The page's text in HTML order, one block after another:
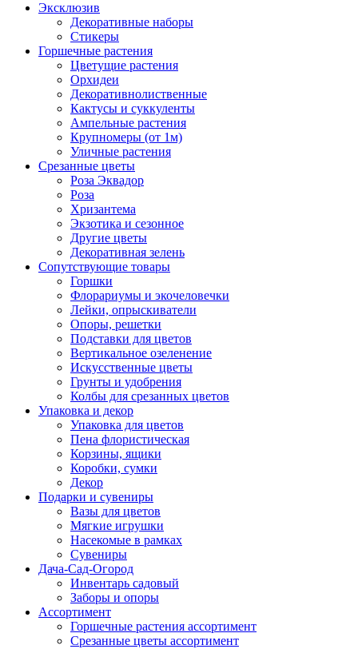
Эксклюзив
Декоративные наборы
Стикеры
Горшечные растения
Цветущие растения
Орхидеи
Декоративнолиственные
Кактусы и суккуленты
Ампельные растения
Крупномеры (от 1м)
Уличные растения
Срезанные цветы
Роза Эквадор
Роза
Хризантема
Экзотика и сезонное
Другие цветы
Декоративная зелень
Сопутствующие товары
Горшки
Флорариумы и экочеловечки
Лейки, опрыскиватели
Опоры, решетки
Подставки для цветов
Вертикальное озеленение
Искусственные цветы
Грунты и удобрения
Колбы для срезанных цветов
Упаковка и декор
Упаковка для цветов
Пена флористическая
Корзины, ящики
Коробки, сумки
Декор
Подарки и сувениры
Вазы для цветов
Мягкие игрушки
Насекомые в рамках
Сувениры
Дача-Сад-Огород
Инвентарь садовый
Заборы и опоры
Ассортимент
Горшечные растения ассортимент
Срезанные цветы ассортимент